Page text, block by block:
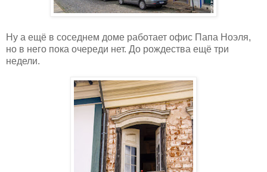
Ну а ещё в соседнем доме работает офис Папа Ноэля,
но в него пока очереди нет. До рождества ещё три
недели.